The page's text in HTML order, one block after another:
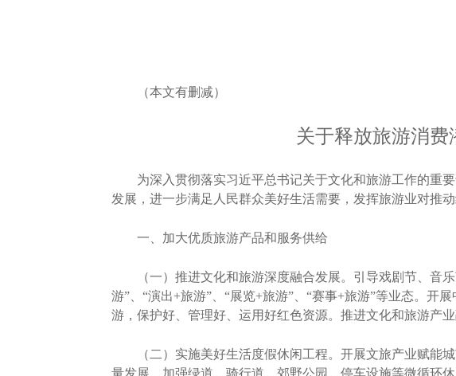
（本文有删减）
关于释放旅游消
为深入贯彻落实习近平总书记关于文化和旅游工作的重要
发展，进一步满足人民群众美好生活需要，发挥旅游业对推
一、加大优质旅游产品和服务供给
（一）推进文化和旅游深度融合发展。引导戏剧节、音乐
游”、“演出+旅游”、“展览+旅游”、“赛事+旅游”等业态。开
游，保护好、管理好、运用好红色资源。推进文化和旅游产业
（二）实施美好生活度假休闲工程。开展文旅产业赋能城
量发展。加强绿道、骑行道、郊野公园、停车设施等微循环